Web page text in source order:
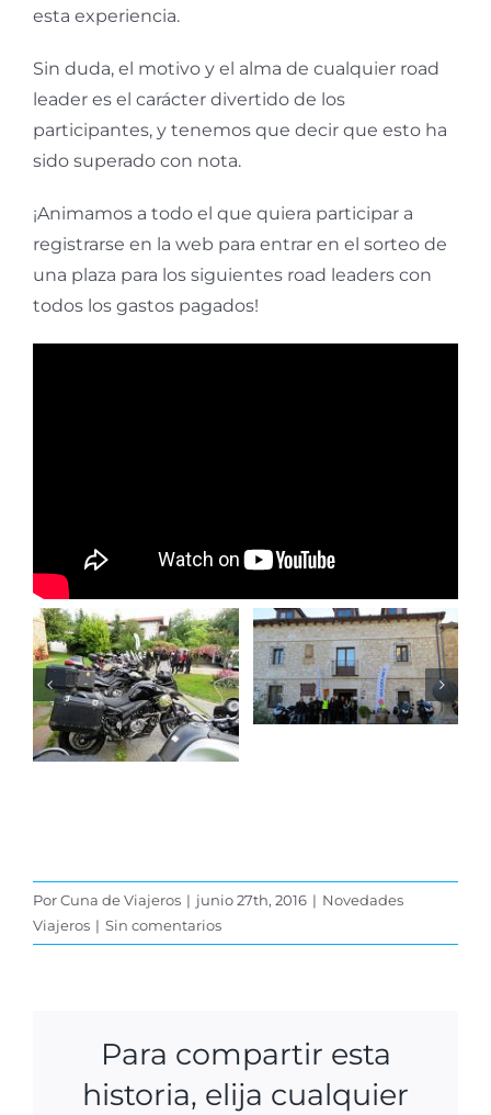
esta experiencia.
Sin duda, el motivo y el alma de cualquier road
leader es el carácter divertido de los
participantes, y tenemos que decir que esto ha
sido superado con nota.
¡Animamos a todo el que quiera participar a
registrarse en la web para entrar en el sorteo de
una plaza para los siguientes road leaders con
todos los gastos pagados!
PorCuna de Viajeros | junio 27th, 2016 | Novedades
Viajeros | Sin comentarios
Para compartir esta
historia, elija cualquier